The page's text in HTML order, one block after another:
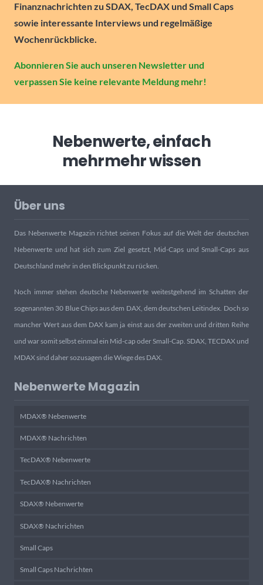
Finanznachrichten zu SDAX, TecDAX und Small Caps
sowie interessante Interviews und regelmäßige
Wochenrückblicke.
Abonnieren Sie auch unseren Newsletter und
verpassen Sie keine relevante Meldung mehr!
Nebenwerte, einfach
mehrmehr wissen
Über uns
Das Nebenwerte Magazin richtet seinen Fokus auf die Welt der deutschen
Nebenwerte und hat sich zum Ziel gesetzt, Mid-Caps und Small-Caps aus
Deutschland mehr in den Blickpunkt zu rücken.
Noch immer stehen deutsche Nebenwerte weitestgehend im Schatten der
sogenannten 30 Blue Chips aus dem DAX, dem deutschen Leitindex. Doch so
mancher Wert aus dem DAX kam ja einst aus der zweiten und dritten Reihe
und war somit selbst einmal ein Mid-cap oder Small-Cap. SDAX, TECDAX und
MDAX sind daher sozusagen die Wiege des DAX.
Nebenwerte Magazin
MDAX® Nebenwerte
MDAX® Nachrichten
TecDAX® Nebenwerte
TecDAX® Nachrichten
SDAX® Nebenwerte
SDAX® Nachrichten
Small Caps
Small Caps Nachrichten